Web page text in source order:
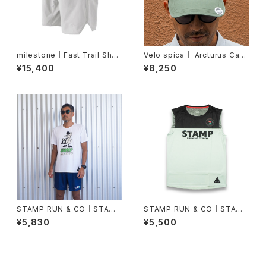
milestone｜Fast Trail Shor
ts（グレーシャーシルバー）
¥15,400
Velo spica｜ Arcturus Cap
col. Green
¥8,250
STAMP RUN & CO｜STAMP
GRAPHIC RUN TEE (DIET O
R DIE)
¥5,830
STAMP RUN & CO｜STAMP
GRAPHIC TANK (RUNNING
EXPRESS)
¥5,500